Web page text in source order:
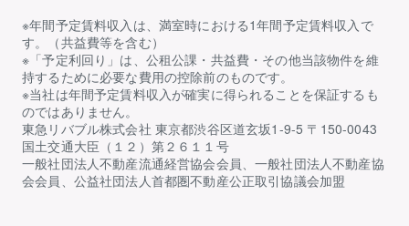
※年間予定賃料収入は、満室時における1年間予定賃料収入で
す。（共益費等を含む）
※「予定利回り」は、公租公課・共益費・その他当該物件を維
持するために必要な費用の控除前のものです。
※当社は年間予定賃料収入が確実に得られることを保証するも
のではありません。
東急リバブル株式会社 東京都渋谷区道玄坂1-9-5 〒150-0043
国土交通大臣（１２）第２６１１号
一般社団法人不動産流通経営協会会員、一般社団法人不動産協
会会員、公益社団法人首都圏不動産公正取引協議会加盟